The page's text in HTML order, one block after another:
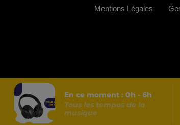
En ce moment : 0h - 6h
Tous les tempos de la
musique
Mentions Légales